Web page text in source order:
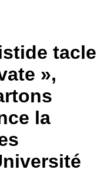
tacle
»,
la